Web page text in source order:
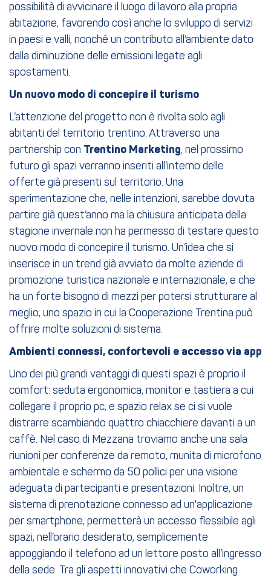
possibilità di avvicinare il luogo di lavoro alla propria
abitazione, favorendo così anche lo sviluppo di servizi
in paesi e valli, nonché un contributo all’ambiente dato
dalla diminuzione delle emissioni legate agli
spostamenti.
Un nuovo modo di concepire il turismo
L’attenzione del progetto non è rivolta solo agli
abitanti del territorio trentino. Attraverso una
partnership con Trentino Marketing, nel prossimo
futuro gli spazi verranno inseriti all’interno delle
offerte già presenti sul territorio. Una
sperimentazione che, nelle intenzioni, sarebbe dovuta
partire già quest’anno ma la chiusura anticipata della
stagione invernale non ha permesso di testare questo
nuovo modo di concepire il turismo. Un’idea che si
inserisce in un trend già avviato da molte aziende di
promozione turistica nazionale e internazionale, e che
ha un forte bisogno di mezzi per potersi strutturare al
meglio, uno spazio in cui la Cooperazione Trentina può
offrire molte soluzioni di sistema.
Ambienti connessi, confortevoli e accesso via app
Uno dei più grandi vantaggi di questi spazi è proprio il
comfort: seduta ergonomica, monitor e tastiera a cui
collegare il proprio pc, e spazio relax se ci si vuole
distrarre scambiando quattro chiacchiere davanti a un
caffè. Nel caso di Mezzana troviamo anche una sala
riunioni per conferenze da remoto, munita di microfono
ambientale e schermo da 50 pollici per una visione
adeguata di partecipanti e presentazioni. Inoltre, un
sistema di prenotazione connesso ad un'applicazione
per smartphone, permetterà un accesso flessibile agli
spazi, nell’orario desiderato, semplicemente
appoggiando il telefono ad un lettore posto all’ingresso
della sede. Tra gli aspetti innovativi che Coworking